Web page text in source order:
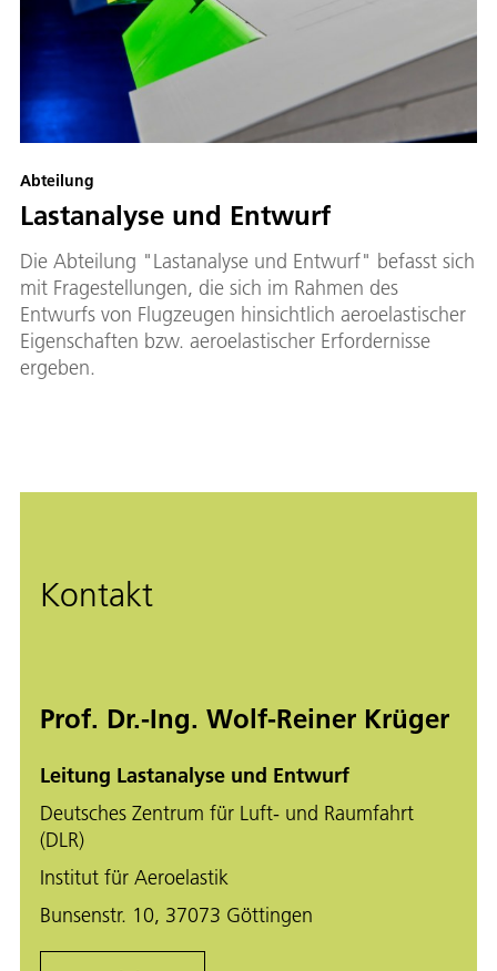
Abteilung
Lastanalyse und Entwurf
Die Abteilung "Lastanalyse und Entwurf" befasst sich
mit Fragestellungen, die sich im Rahmen des
Entwurfs von Flugzeugen hinsichtlich aeroelastischer
Eigenschaften bzw. aeroelastischer Erfordernisse
ergeben.
Kontakt
Prof. Dr.-Ing. Wolf-Reiner Krüger
Leitung Lastanalyse und Entwurf
Deutsches Zentrum für Luft- und Raumfahrt
(DLR)
Institut für Aeroelastik
Bunsenstr. 10, 37073 Göttingen